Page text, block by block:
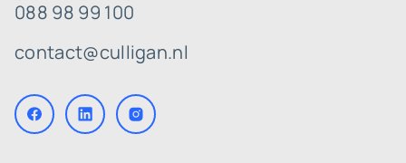
088 98 99 100
contact@culligan.nl